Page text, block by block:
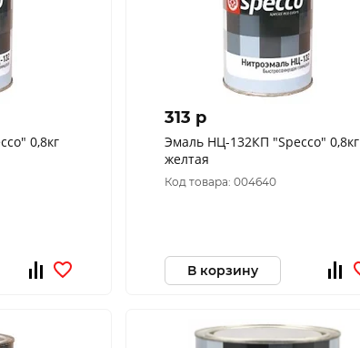
0,8кг
313 p
Эмаль НЦ-132КП "Specco" 0,8кг
желтая
Код товара: 004640
В корзину